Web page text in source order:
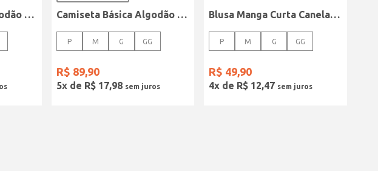
Camiseta Básica Algodão Peruano Elétron Masculina CAQUI Camiseta Básica Algodão Peruano Elétron Masculina PRETO
P M G GG
R$ 89,90
5x de R$ 17,98
Blusa Manga Curta Canelada Autentique Feminina Rosa
P M G GG
R$ 49,90
4x de R$ 12,47